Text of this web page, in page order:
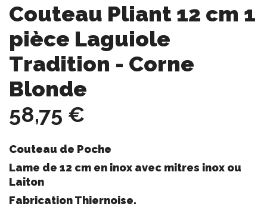
Couteau Pliant 12 cm 1
pièce Laguiole
Tradition - Corne
Blonde
58,75 €
Couteau de Poche
Lame de 12 cm en inox avec mitres inox ou
Laiton
Fabrication Thiernoise.